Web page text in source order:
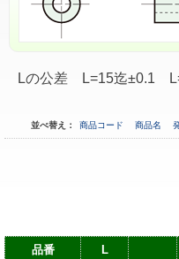
Lの公差 L=15迄±0.1
並べ替え： 商品コード 商品名
品番 L